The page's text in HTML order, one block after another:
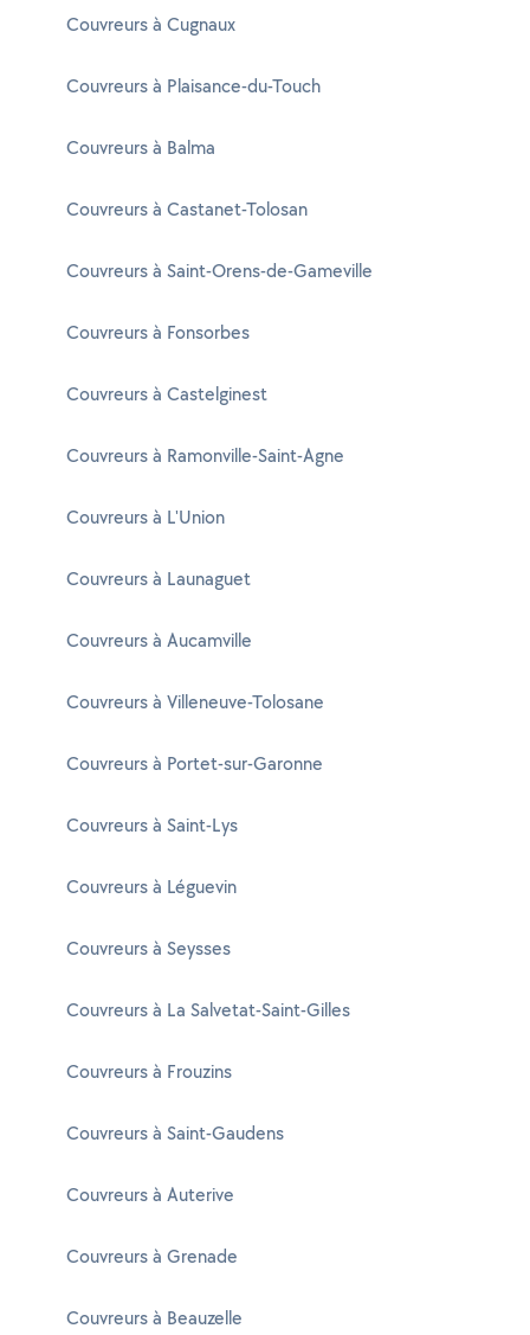
Couvreurs à Cugnaux
Couvreurs à Plaisance-du-Touch
Couvreurs à Balma
Couvreurs à Castanet-Tolosan
Couvreurs à Saint-Orens-de-Gameville
Couvreurs à Fonsorbes
Couvreurs à Castelginest
Couvreurs à Ramonville-Saint-Agne
Couvreurs à L'Union
Couvreurs à Launaguet
Couvreurs à Aucamville
Couvreurs à Villeneuve-Tolosane
Couvreurs à Portet-sur-Garonne
Couvreurs à Saint-Lys
Couvreurs à Léguevin
Couvreurs à Seysses
Couvreurs à La Salvetat-Saint-Gilles
Couvreurs à Frouzins
Couvreurs à Saint-Gaudens
Couvreurs à Auterive
Couvreurs à Grenade
Couvreurs à Beauzelle